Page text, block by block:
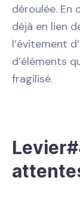
déroulée. En
déjà en lien
l’évitement
d’éléments
fragilisé.